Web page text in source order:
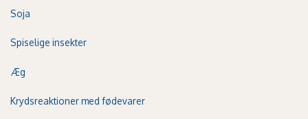
Soja
Spiselige insekter
Æg
Krydsreaktioner med fødevarer